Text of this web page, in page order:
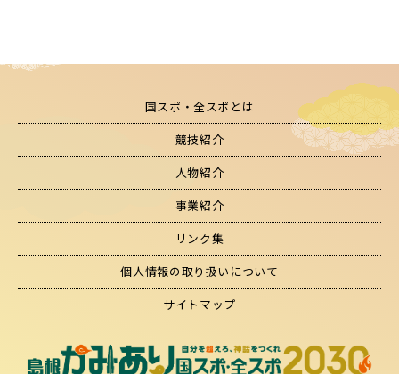
国スポ・全スポとは
競技紹介
人物紹介
事業紹介
リンク集
個人情報の取り扱いについて
サイトマップ